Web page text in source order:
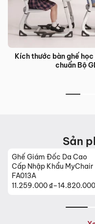
Kích thước bàn ghế
chuẩn Bộ
Sản
Ghế Giám Đốc Da Cao
Cấp Nhập Khẩu MyChair
FA013A
11.259.000₫–14.820.000
Khoảng